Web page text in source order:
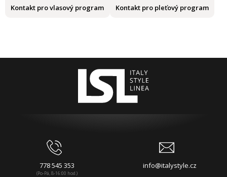
Kontakt pro vlasový program Kontakt pro pleťový program
778 545 353
(Po-Pá, 8-16:00 hod.)
info@italystyle.cz